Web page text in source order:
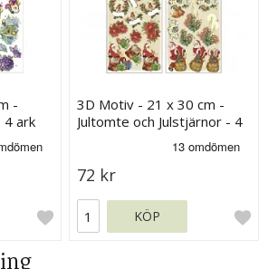
-
4 ark
3D Motiv - 21 x 30 cm -
Jultomte och Julstjärnor - 4
72 kr
KÖP